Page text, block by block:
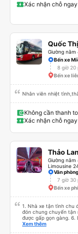
Xác nhận chỗ
Quốc
Giường nằm
Bến xe
8 giờ 20
Bến xe
Nhân viên nhiệt
Không cần thanh
Xác nhận chỗ
Thảo Lan
Giường nằm
Limousine
Văn
7 giờ 30
Bến xe
1. Nhà xe tận tình chu đáo. 2. Nhân viên cận thận và nhiệt tình. 3.
đón chung chuyến tận nơi. 4. Trên xe có sẵn nước và khăn. 5.
được gấp gọn gàng. 6.
tâm. 7. Giá cả phải chăng phù hợp với túi tiền của học sinh sinh viên và dân
Xem thêm